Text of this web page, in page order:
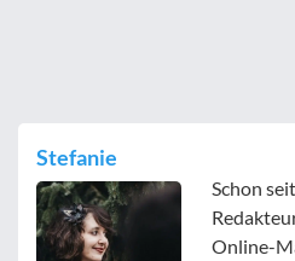
Stefanie
Schon
Online-